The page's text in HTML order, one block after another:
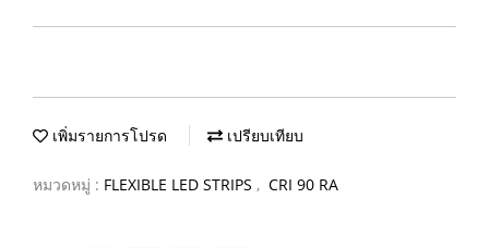
เพิ่มรายการโปรด เปรียบเทียบ
หมวดหมู่ : FLEXIBLE LED STRIPS , CRI 90 RA